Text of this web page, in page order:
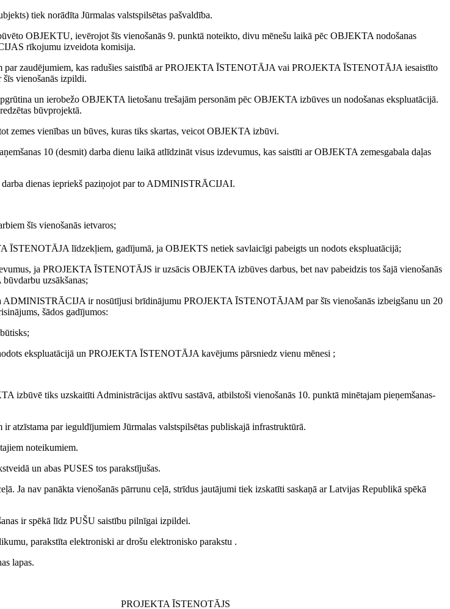
tiek norādīta Jūrmalas valstspilsētas pašvaldība.
OBJEKTU, ievērojot šīs vienošanās 9. punktā noteikto, divu mēnešu laikā pēc OBJEKTA nodošanas
rīkojumu izveidota komisija.
zaudējumiem, kas radušies saistībā ar PROJEKTA ĪSTENOTĀJA vai PROJEKTA ĪSTENOTĀJA iesaistīto
vienošanās izpildi.
un ierobežo OBJEKTA lietošanu trešajām personām pēc OBJEKTA izbūves un nodošanas ekspluatācijā.
būvprojektā.
zemes vienības un būves, kuras tiks skartas, veicot OBJEKTA izbūvi.
10 (desmit) darba dienu laikā atlīdzināt visus izdevumus, kas saistīti ar OBJEKTA zemesgabala daļas
dienas iepriekš paziņojot par to ADMINISTRĀCIJAI.
šīs vienošanās ietvaros;
ĪSTENOTĀJA līdzekļiem, gadījumā, ja OBJEKTS netiek savlaicīgi pabeigts un nodots ekspluatācijā;
ja PROJEKTA ĪSTENOTĀJS ir uzsācis OBJEKTA izbūves darbus, bet nav pabeidzis tos šajā vienošanās
uzsākšanas;
ir nosūtījusi brīdinājumu PROJEKTA ĪSTENOTĀJAM par šīs vienošanās izbeigšanu un 20
šādos gadījumos:
ekspluatācijā un PROJEKTA ĪSTENOTĀJA kavējums pārsniedz vienu mēnesi ;
tiks uzskaitīti Administrācijas aktīvu sastāvā, atbilstoši vienošanās 10. punktā minētajam pieņemšanas-
par ieguldījumiem Jūrmalas valstspilsētas publiskajā infrastruktūrā.
noteikumiem.
un abas PUSES tos parakstījušas.
Ja nav panākta vienošanās pārrunu ceļā, strīdus jautājumi tiek izskatīti saskaņā ar Latvijas Republikā spēkā
ir spēkā līdz PUŠU saistību pilnīgai izpildei.
parakstīta elektroniski ar drošu elektronisko parakstu .
lapas.
PROJEKTA ĪSTENOTĀJS